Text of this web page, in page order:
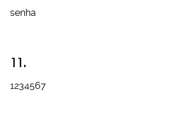
senha
11.
1234567